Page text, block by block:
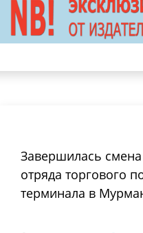
Завершилась смена
отряда торгового
терминала в